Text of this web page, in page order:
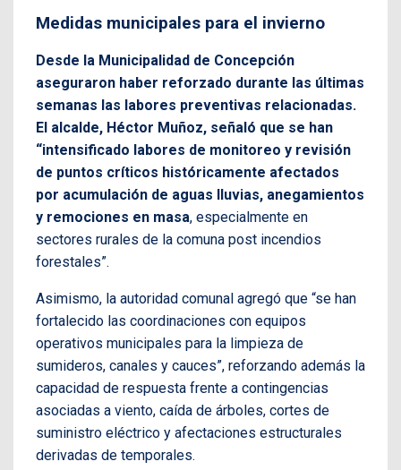
Medidas municipales para el invierno
Desde la Municipalidad de Concepción
aseguraron haber reforzado durante las últimas
semanas las labores preventivas relacionadas.
El alcalde, Héctor Muñoz, señaló que se han
“intensificado labores de monitoreo y revisión
de puntos críticos históricamente afectados
por acumulación de aguas lluvias, anegamientos
y remociones en masa, especialmente en
sectores rurales de la comuna post incendios
forestales”.
Asimismo, la autoridad comunal agregó que “se han
fortalecido las coordinaciones con equipos
operativos municipales para la limpieza de
sumideros, canales y cauces”, reforzando además la
capacidad de respuesta frente a contingencias
asociadas a viento, caída de árboles, cortes de
suministro eléctrico y afectaciones estructurales
derivadas de temporales.